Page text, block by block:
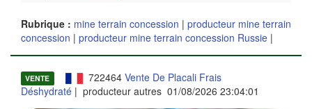
Rubrique : mine terrain concession | producteur mine terrain
concession | producteur mine terrain concession Russie |
VENTE 722464 Vente De Placali Frais
Déshydraté | producteur autres 01/08/2026 23:04:01